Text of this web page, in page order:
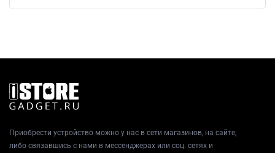
Приобрести устройство можно у нас в сети магазинов, на сайте,
либо связавшись с нами в мессенджерах или соц. сетях и